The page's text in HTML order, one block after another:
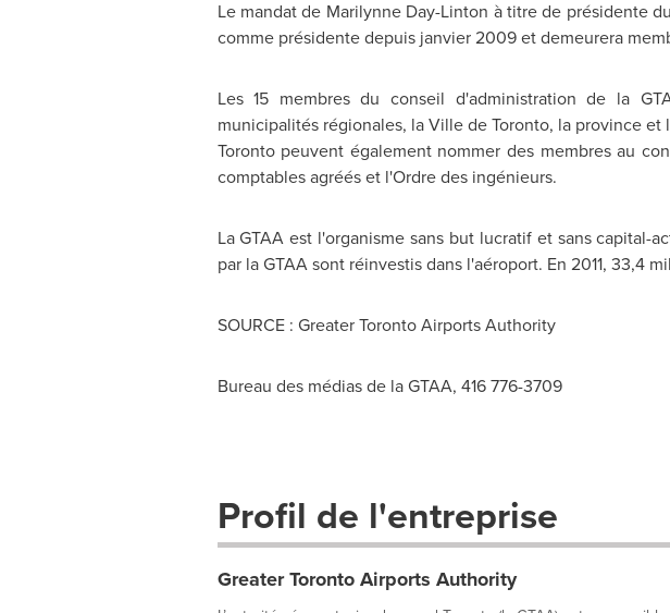
Le mandat de Marilynne Day-Linton à titre de présidente
comme présidente depuis janvier 2009 et demeurera
Les 15 membres du conseil d'administration de la
municipalités régionales, la Ville deToronto, la province et
Torontopeuvent également nommer des membres au
comptables agréés et l'Ordre des ingénieurs.
La GTAA est l'organisme sans but lucratif et sans capital-
par la GTAA sont réinvestis dans l'aéroport. En 2011, 33,4
SOURCE : Greater Toronto Airports Authority
Bureau des médias de la GTAA, 416 776-3709
Profil de l'entreprise
Greater Toronto Airports Authority